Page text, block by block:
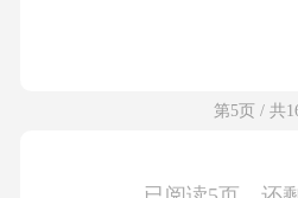
第5页 / 共